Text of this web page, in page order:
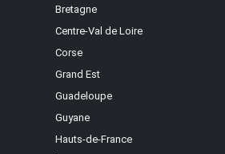
Bretagne
Centre-Val de Loire
Corse
Grand Est
Guadeloupe
Guyane
Hauts-de-France